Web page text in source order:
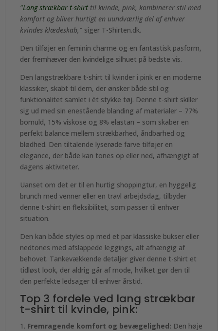
"Lang strækbar t-shirt til kvinde, pink, kombinerer stil med
komfort og bliver hurtigt en uundværlig del af enhver
kvindes klædeskab," siger T-Shirten.dk.
Den tilføjer en feminin charme og en fantastisk pasform,
der fremhæver den kvindelige silhuet på bedste vis.
Den langstrækbare t-shirt til kvinder i pink er en moderne
klassiker, skabt til dem, der ønsker både stil og
funktionalitet samlet i ét stykke tøj. Denne t-shirt skiller
sig ud med sin enestående blanding af materialer – 77%
bomuld, 15% viskose og 8% elastan – som skaber en
perfekt balance mellem strækbarhed, åndbarhed og
blødhed. Den tiltalende lyserøde farve tilføjer en
elegance, der både kan tones op eller ned, afhængigt af
dagens aktiviteter.
Uanset om det er til en hurtig shoppingtur, en hyggelig
brunch med venner eller en travl arbejdsdag, tilbyder
denne t-shirt en fleksibilitet, som passer til enhver
situation.
Den kan både styles op med et par klassiske bukser eller
nedtones med afslappede leggings, alt afhængig af
behovet. Tankevækkende detaljer giver denne t-shirt et
tidløst look, der aldrig går af mode, hvilket gør den til
den perfekte ledsager til enhver årstid.
Top 3 fordele ved lang strækbar
t-shirt til kvinde, pink:
Fremragende komfort og bevægelighed: Den høje